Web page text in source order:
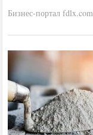
Бизнес-портал fdlx.com